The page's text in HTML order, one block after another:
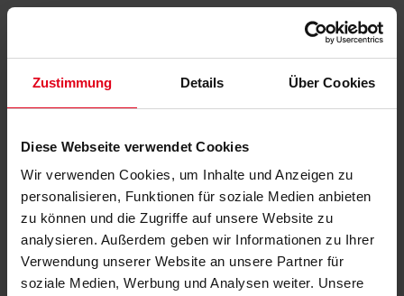
Zustimmung Details Über Cookies
Diese Webseite verwendet Cookies
Wir verwenden Cookies, um Inhalte und Anzeigen zu
personalisieren, Funktionen für soziale Medien anbieten
zu können und die Zugriffe auf unsere Website zu
analysieren. Außerdem geben wir Informationen zu Ihrer
Verwendung unserer Website an unsere Partner für
soziale Medien, Werbung und Analysen weiter. Unsere